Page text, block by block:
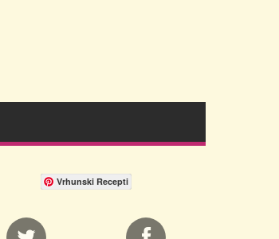
Vrhunski Recepti